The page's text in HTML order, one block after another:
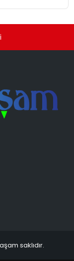
saklıdır.